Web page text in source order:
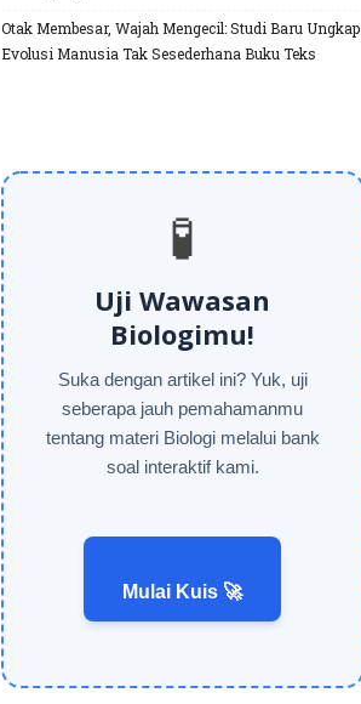
Otak Membesar, Wajah Mengecil: Studi Baru Ungkap
Evolusi Manusia Tak Sesederhana Buku Teks
🧪
Uji Wawasan
Biologimu!
Suka dengan artikel ini? Yuk, uji
seberapa jauh pemahamanmu
tentang materi Biologi melalui bank
soal interaktif kami.
Mulai Kuis 🚀